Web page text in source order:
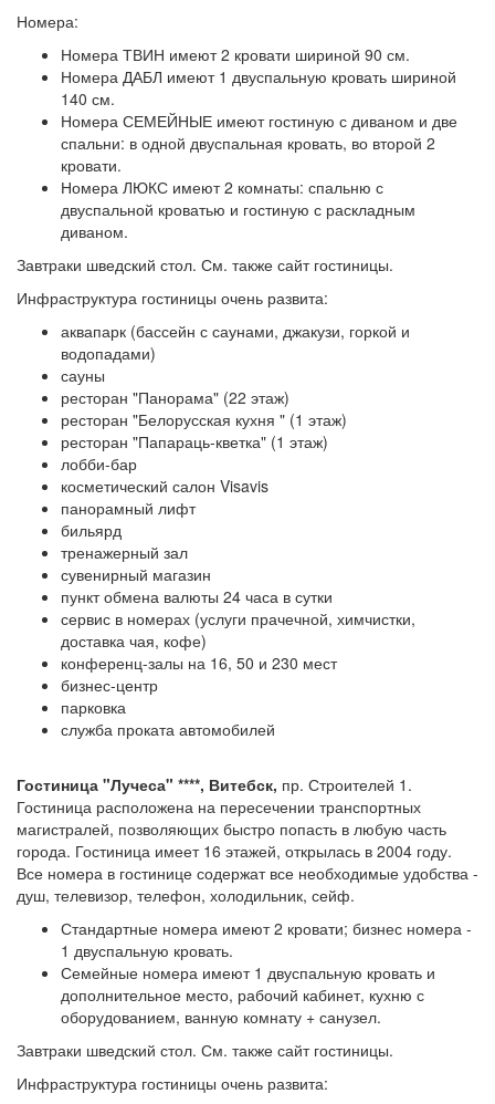
Номера:
Номера ТВИН имеют 2 кровати шириной 90 см.
Номера ДАБЛ имеют 1 двуспальную кровать шириной
140 см.
Номера СЕМЕЙНЫЕ имеют гостиную с диваном и две
спальни: в одной двуспальная кровать, во второй 2
кровати.
Номера ЛЮКС имеют 2 комнаты: спальню с
двуспальной кроватью и гостиную с раскладным
диваном.
Завтраки шведский стол. См. также сайт гостиницы.
Инфраструктура гостиницы очень развита:
аквапарк (бассейн с саунами, джакузи, горкой и
водопадами)
сауны
ресторан "Панорама" (22 этаж)
ресторан "Белорусская кухня " (1 этаж)
ресторан "Папараць-кветка" (1 этаж)
лобби-бар
косметический салон Visavis
панорамный лифт
бильярд
тренажерный зал
сувенирный магазин
пункт обмена валюты 24 часа в сутки
сервис в номерах (услуги прачечной, химчистки,
доставка чая, кофе)
конференц-залы на 16, 50 и 230 мест
бизнес-центр
парковка
служба проката автомобилей
Гостиница "Лучеса" ****, Витебск, пр. Строителей 1.
Гостиница расположена на пересечении транспортных
магистралей, позволяющих быстро попасть в любую часть
города. Гостиница имеет 16 этажей, открылась в 2004 году.
Все номера в гостинице содержат все необходимые удобства -
душ, телевизор, телефон, холодильник, сейф.
Стандартные номера имеют 2 кровати; бизнес номера -
1 двуспальную кровать.
Семейные номера имеют 1 двуспальную кровать и
дополнительное место, рабочий кабинет, кухню с
оборудованием, ванную комнату + санузел.
Завтраки шведский стол. См. также сайт гостиницы.
Инфраструктура гостиницы очень развита: